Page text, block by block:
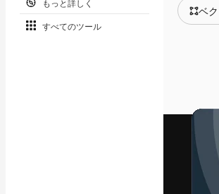
すべてのツール
ベ
動画
モーシ
動画テ
アイコン
3D モデ
フォント